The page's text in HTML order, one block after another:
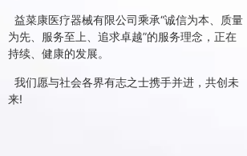
益菜康医疗器械有限公司乘承“诚信为本、质量
为先、服务至上、追求卓越”的服务理念，正在
持续、健康的发展。
我们愿与社会各界有志之士携手并进，共创未
来!